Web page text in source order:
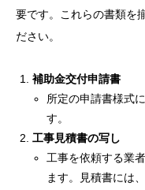
要です。これらの書類を
ださい。
補助金交付申請書
所定の申請書様式
す。
工事見積書の写し
工事を依頼する業
ます。見積書には